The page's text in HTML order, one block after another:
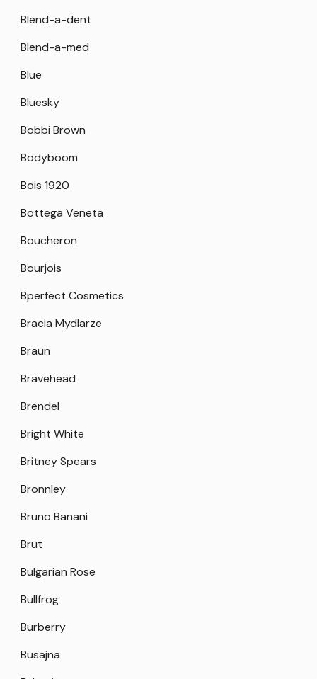
Blend-a-dent
Blend-a-med
Blue
Bluesky
Bobbi Brown
Bodyboom
Bois 1920
Bottega Veneta
Boucheron
Bourjois
Bperfect Cosmetics
Bracia Mydlarze
Braun
Bravehead
Brendel
Bright White
Britney Spears
Bronnley
Bruno Banani
Brut
Bulgarian Rose
Bullfrog
Burberry
Busajna